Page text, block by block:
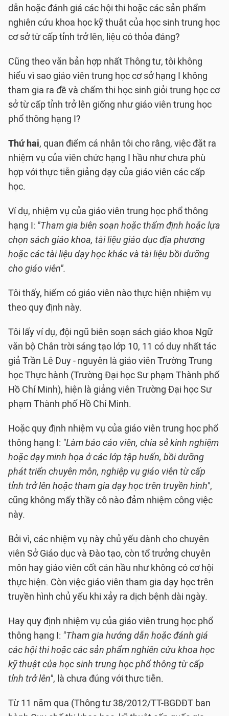
dẫn hoặc đánh giá các hội thi hoặc các sản phẩm
nghiên cứu khoa học kỹ thuật của học sinh trung học
cơ sở từ cấp tỉnh trở lên, liệu có thỏa đáng?
Cũng theo văn bản hợp nhất Thông tư, tôi không
hiểu vì sao giáo viên trung học cơ sở hạng I không
tham gia ra đề và chấm thi học sinh giỏi trung học cơ
sở từ cấp tỉnh trở lên giống như giáo viên trung học
phổ thông hạng I?
Thứ hai, quan điểm cá nhân tôi cho rằng, việc đặt ra
nhiệm vụ của viên chức hạng I hầu như chưa phù
hợp với thực tiễn giảng dạy của giáo viên các cấp
học.
Ví dụ, nhiệm vụ của giáo viên trung học phổ thông
hạng I: "Tham gia biên soạn hoặc thẩm định hoặc lựa
chọn sách giáo khoa, tài liệu giáo dục địa phương
hoặc các tài liệu dạy học khác và tài liệu bồi dưỡng
cho giáo viên".
Tôi thấy, hiếm có giáo viên nào thực hiện nhiệm vụ
theo quy định này.
Tôi lấy ví dụ, đội ngũ biên soạn sách giáo khoa Ngữ
văn bộ Chân trời sáng tạo lớp 10, 11 có duy nhất tác
giả Trần Lê Duy - nguyên là giáo viên Trường Trung
học Thực hành (Trường Đại học Sư phạm Thành phố
Hồ Chí Minh), hiện là giảng viên Trường Đại học Sư
phạm Thành phố Hồ Chí Minh.
Hoặc quy định nhiệm vụ của giáo viên trung học phổ
thông hạng I: "Làm báo cáo viên, chia sẻ kinh nghiệm
hoặc dạy minh họa ở các lớp tập huấn, bồi dưỡng
phát triển chuyên môn, nghiệp vụ giáo viên từ cấp
tỉnh trở lên hoặc tham gia dạy học trên truyền hình",
cũng không mấy thầy cô nào đảm nhiệm công việc
này.
Bởi vì, các nhiệm vụ này chủ yếu dành cho chuyên
viên Sở Giáo dục và Đào tạo, còn tổ trưởng chuyên
môn hay giáo viên cốt cán hầu như không có cơ hội
thực hiện. Còn việc giáo viên tham gia dạy học trên
truyền hình chủ yếu khi xảy ra dịch bệnh dài ngày.
Hay quy định nhiệm vụ của giáo viên trung học phổ
thông hạng I: "Tham gia hướng dẫn hoặc đánh giá
các hội thi hoặc các sản phẩm nghiên cứu khoa học
kỹ thuật của học sinh trung học phổ thông từ cấp
tỉnh trở lên", là chưa đúng với thực tiễn.
Từ 11 năm qua (Thông tư 38/2012/TT-BGDĐT ban